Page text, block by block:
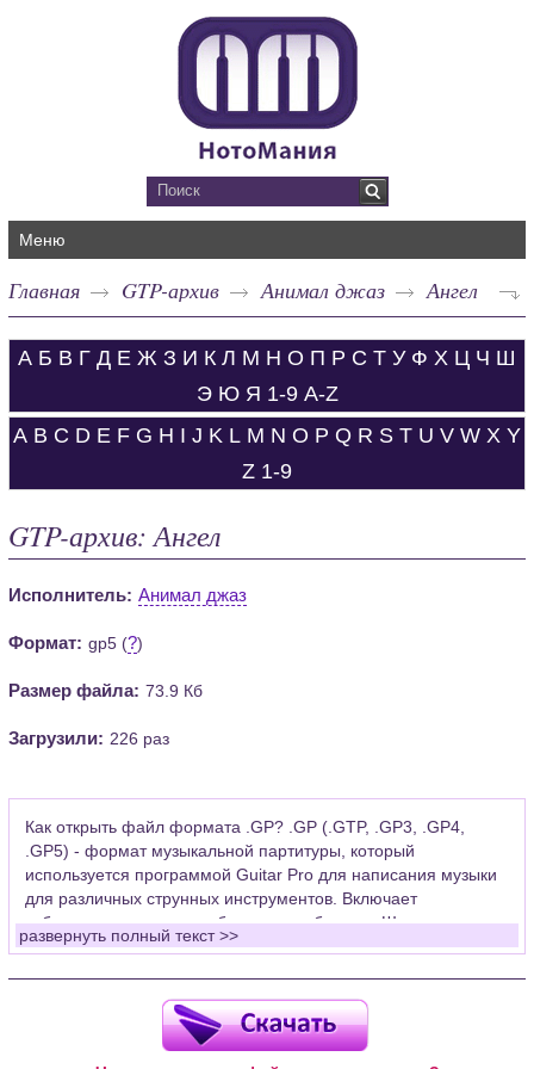
Меню
Главная GTP-архив Анимал джаз Ангел
А Б В Г Д Е Ж З И К Л М Н О П Р С Т У Ф Х Ц Ч Ш
Э Ю Я 1-9 A-Z
A B C D E F G H I J K L M N O P Q R S T U V W X Y
Z 1-9
GTP-архив: Ангел
Исполнитель: Анимал джаз
Формат: gp5 (?)
Размер файла: 73.9 Кб
Загрузили: 226 раз
Как открыть файл формата .GP? .GP (.GTP, .GP3, .GP4,
.GP5) - формат музыкальной партитуры, который
используется программой Guitar Pro для написания музыки
для различных струнных инструментов. Включает
табулатуры для гитары, бас-гитары, банджо. Широко
применяется для создания партитур, которые затем
Для открытия нот этого формата Вам необходимо
установить у себя на рабочем компьютере программу Guitar
Pro (желательно, последней версии). Скачать её можно с
развернуть полный текст >>